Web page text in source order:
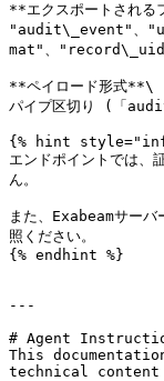
**エクスポートされ
"audit\_event"、
mat"、
**ペイロード形式**\
パイプ区切り (「
{% hint
エンドポイントでは、
ん。
また、Exabeamサ
照ください。
{% endhint %}
---
# Agent
This
technical